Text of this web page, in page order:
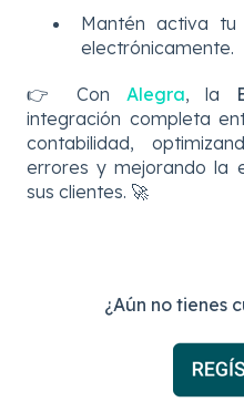
Mantén activa
electrónicamente.
👉 Con Alegra, la
integración completa
contabilidad,
errores y mejorando la
sus clientes. 🚀
¿Aún no tienes